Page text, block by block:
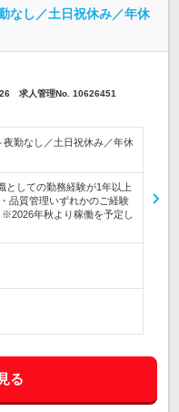
なし／土日祝休み／年休
求人管理No. 10626451
勤なし／土日祝休み／年休
としての勤務経験が1年以上
品質管理いずれかのご経験
年秋より稼働を予定し
る